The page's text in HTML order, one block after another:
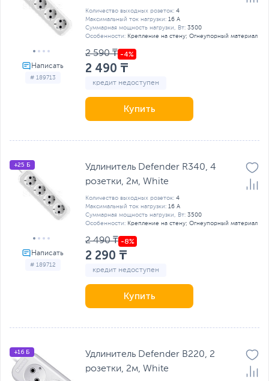
# 189713
Количество выходных розеток: 4
Максимальный ток нагрузки: 16 А
Суммарная мощность нагрузки, Вт: 3500
Особенности: Крепление на стену; Огнеупорный материал
2 590 ₸
2 490 ₸
кредит недоступен
Купить
# 189712
+25 Б
Удлинитель Defender R340, 4
розетки, 2м, White
Количество выходных розеток: 4
Максимальный ток нагрузки: 16 А
Суммарная мощность нагрузки, Вт: 3500
Особенности: Крепление на стену; Огнеупорный материал
2 490 ₸
2 290 ₸
кредит недоступен
Купить
+16 Б
Удлинитель Defender B220, 2
розетки, 2м, White